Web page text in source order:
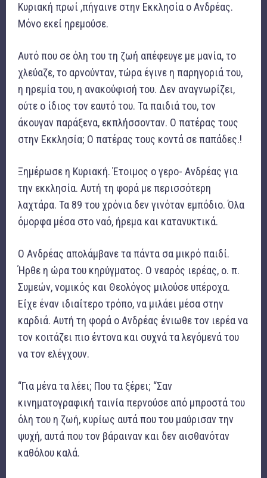
Κυριακή πρωί ,πήγαινε στην Εκκλησία ο Ανδρέας.
Μόνο εκεί ηρεμούσε.
Αυτό που σε όλη του τη ζωή απέφευγε με μανία, το
χλεύαζε, το αρνούνταν, τώρα έγινε η παρηγοριά του,
η ηρεμία του, η ανακούφισή του. Δεν αναγνωρίζει,
ούτε ο ίδιος τον εαυτό του. Τα παιδιά του, τον
άκουγαν παράξενα, εκπλήσσονταν. Ο πατέρας τους
στην Εκκλησία; Ο πατέρας τους κοντά σε παπάδες.!
Ξημέρωσε η Κυριακή. Έτοιμος ο γερο- Ανδρέας για
την εκκλησία. Αυτή τη φορά με περισσότερη
λαχτάρα. Τα 89 του χρόνια δεν γινόταν εμπόδιο. Όλα
όμορφα μέσα στο ναό, ήρεμα και κατανυκτικά.
Ο Ανδρέας απολάμβανε τα πάντα σα μικρό παιδί.
Ήρθε η ώρα του κηρύγματος. Ο νεαρός ιερέας, ο. π.
Συμεών, νομικός και Θεολόγος μιλούσε υπέροχα.
Είχε έναν ιδιαίτερο τρόπο, να μιλάει μέσα στην
καρδιά. Αυτή τη φορά ο Ανδρέας ένιωθε τον ιερέα να
τον κοιτάζει πιο έντονα και συχνά τα λεγόμενά του
να τον ελέγχουν.
“Για μένα τα λέει; Που τα ξέρει; “Σαν
κινηματογραφική ταινία περνούσε από μπροστά του
όλη του η ζωή, κυρίως αυτά που του μαύρισαν την
ψυχή, αυτά που τον βάραιναν και δεν αισθανόταν
καθόλου καλά.